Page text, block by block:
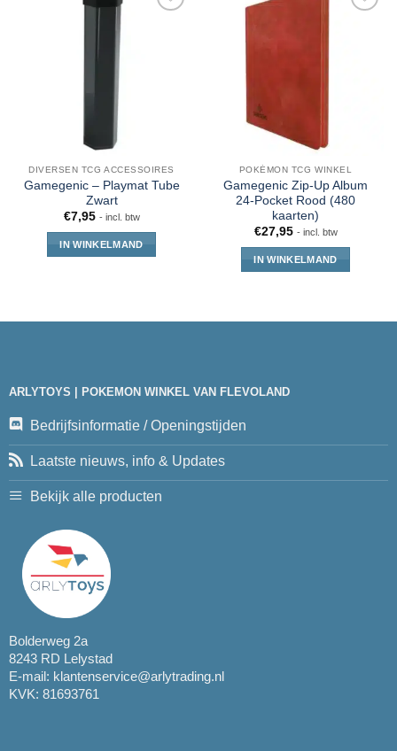
DIVERSEN TCG ACCESSOIRES
Gamegenic – Playmat Tube
Zwart
€7,95 - incl. btw
IN WINKELMAND
POKÉMON TCG WINKEL
Gamegenic Zip-Up Album
24-Pocket Rood (480
kaarten)
€27,95 - incl. btw
IN WINKELMAND
ARLYTOYS | POKEMON WINKEL VAN FLEVOLAND
Bedrijfsinformatie / Openingstijden
Laatste nieuws, info & Updates
Bekijk alle producten
Bolderweg 2a
8243 RD Lelystad
E-mail: klantenservice@arlytrading.nl
KVK: 81693761